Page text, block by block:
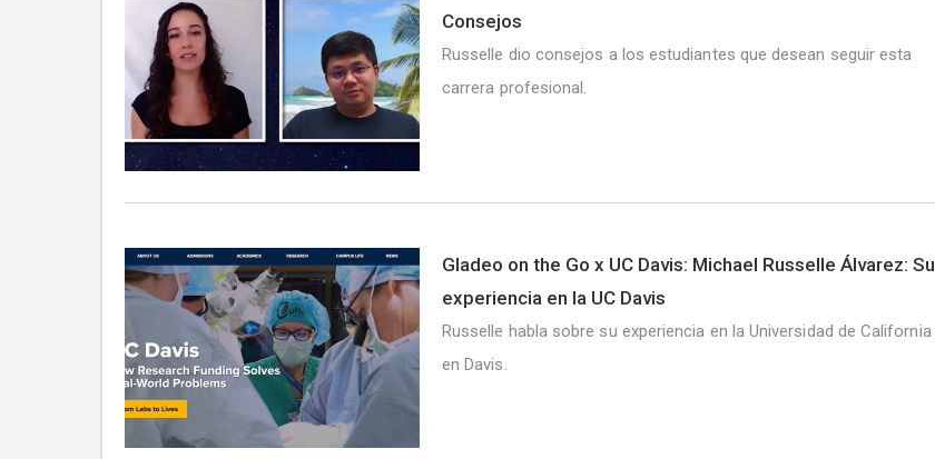
Consejos
Russelle dio consejos a los estudiantes que desean seguir esta
carrera profesional.
Gladeo on the Go x UC Davis: Michael Russelle Álvarez: Su
experiencia en la UC Davis
Russelle habla sobre su experiencia en la Universidad de California
en Davis.